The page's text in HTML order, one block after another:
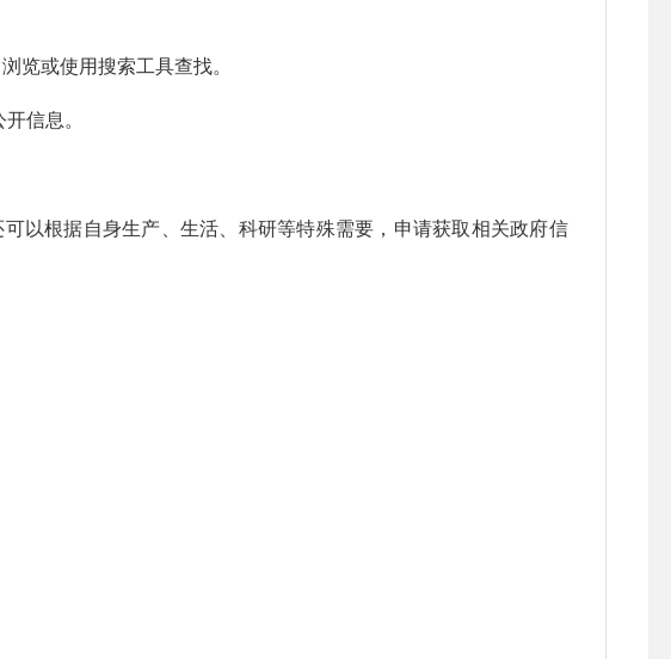
览或使用搜索工具查找。
信息。
根据自身生产、生活、科研等特殊需要，申请获取相关政府信